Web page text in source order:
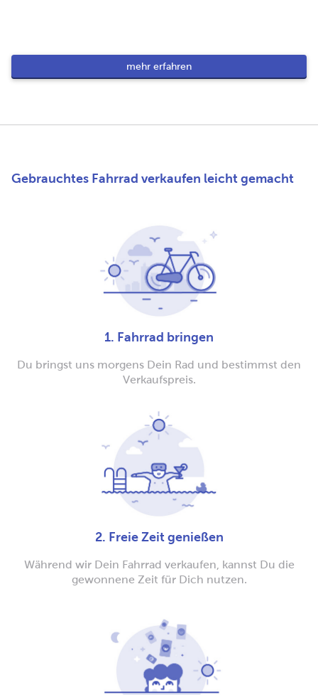
mehr erfahren
Gebrauchtes Fahrrad verkaufen leicht gemacht
1. Fahrrad bringen
Du bringst uns morgens Dein Rad und bestimmst den
Verkaufspreis.
2. Freie Zeit genießen
Während wir Dein Fahrrad verkaufen, kannst Du die
gewonnene Zeit für Dich nutzen.